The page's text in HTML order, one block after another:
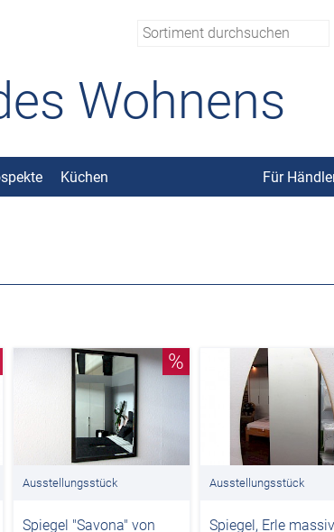
Wohnens
Küchen Für
%
Ausstellungsstück
Spiegel "Savona" von
Ausstellungsstück
Spiegel, Erle massiv